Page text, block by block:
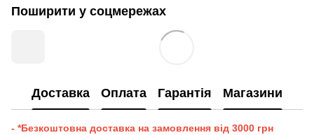
Поширити у соцмережах
Доставка Оплата Гарантія Магазини
- *Безкоштовна доставка на замовлення від 3000 грн